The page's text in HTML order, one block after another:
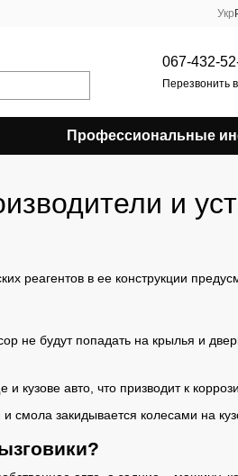
Укр
067-432-
Перезвонить
Профессиональные
и
реагентов в ее конструкции
не будут попадать на крылья и
кузове авто, что призводит к
смола закидывается колесами на